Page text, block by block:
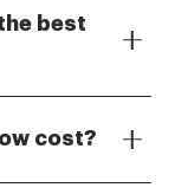
best
It allows
cost?